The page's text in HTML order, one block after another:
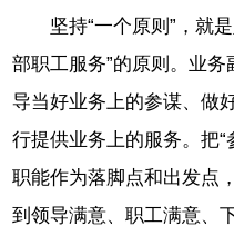
坚持“一个原则”，就
部职工服务”的原则。业
导当好业务上的参谋、做
行提供业务上的服务。把“
职能作为落脚点和出发点
到领导满意、职工满意、